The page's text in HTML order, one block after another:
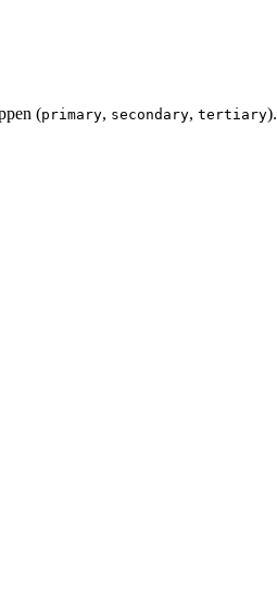
(primary, secondary, tertiary).